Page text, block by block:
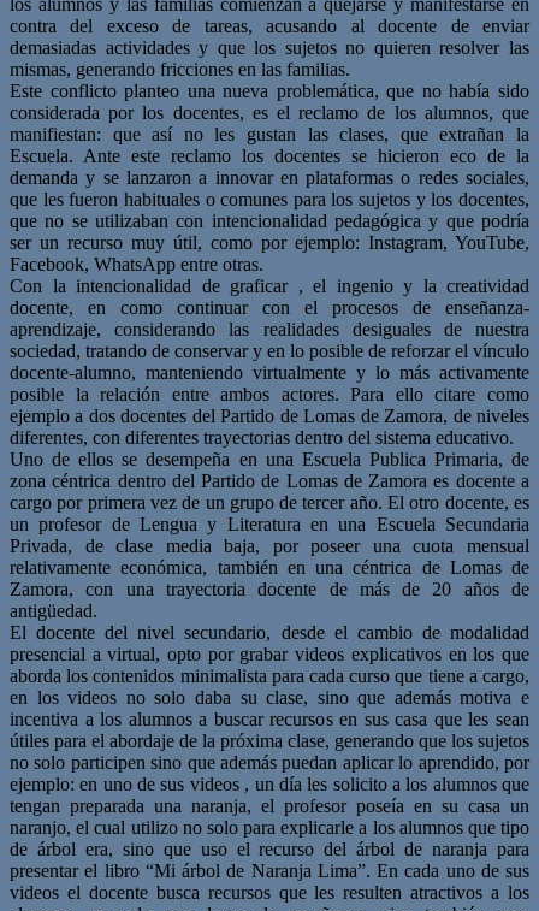
contra del exceso de tareas, acusando al docente de enviar
demasiadas actividades y que los sujetos no quieren resolver las
mismas, generando fricciones en las familias.
Este conflicto planteo una nueva problemática, que no había sido
considerada por los docentes, es el reclamo de los alumnos, que
manifiestan: que así no les gustan las clases, que extrañan la
Escuela. Ante este reclamo los docentes se hicieron eco de la
demanda y se lanzaron a innovar en plataformas o redes sociales,
que les fueron habituales o comunes para los sujetos y los docentes,
que no se utilizaban con intencionalidad pedagógica y que podría
ser un recurso muy útil, como por ejemplo: Instagram, YouTube,
Facebook, WhatsApp entre otras.
Con la intencionalidad de graficar , el ingenio y la creatividad
docente, en como continuar con el procesos de enseñanza-
aprendizaje, considerando las realidades desiguales de nuestra
sociedad, tratando de conservar y en lo posible de reforzar el vínculo
docente-alumno, manteniendo virtualmente y lo más activamente
posible la relación entre ambos actores. Para ello citare como
ejemplo a dos docentes del Partido de Lomas de Zamora, de niveles
diferentes, con diferentes trayectorias dentro del sistema educativo.
Uno de ellos se desempeña en una Escuela Publica Primaria, de
zona céntrica dentro del Partido de Lomas de Zamora es docente a
cargo por primera vez de un grupo de tercer año. El otro docente, es
un profesor de Lengua y Literatura en una Escuela Secundaria
Privada, de clase media baja, por poseer una cuota mensual
relativamente económica, también en una céntrica de Lomas de
Zamora, con una trayectoria docente de más de 20 años de
antigüedad.
El docente del nivel secundario, desde el cambio de modalidad
presencial a virtual, opto por grabar videos explicativos en los que
aborda los contenidos minimalista para cada curso que tiene a cargo,
en los videos no solo daba su clase, sino que además motiva e
incentiva a los alumnos a buscar recursos en sus casa que les sean
útiles para el abordaje de la próxima clase, generando que los sujetos
no solo participen sino que además puedan aplicar lo aprendido, por
ejemplo: en uno de sus videos , un día les solicito a los alumnos que
tengan preparada una naranja, el profesor poseía en su casa un
naranjo, el cual utilizo no solo para explicarle a los alumnos que tipo
de árbol era, sino que uso el recurso del árbol de naranja para
presentar el libro “Mi árbol de Naranja Lima”. En cada uno de sus
videos el docente busca recursos que les resulten atractivos a los